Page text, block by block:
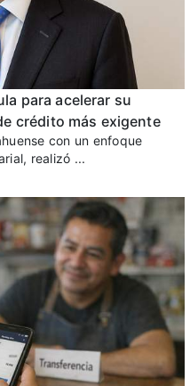
para acelerar su
crédito más exigente
con un enfoque
realizó ...